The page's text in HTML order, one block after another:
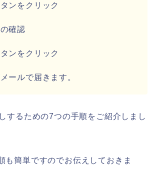
ンをクリック
確認
ンをクリック
ールで届きます。
するための7つの手順をご紹介しまし
も簡単ですのでお伝えしておきま